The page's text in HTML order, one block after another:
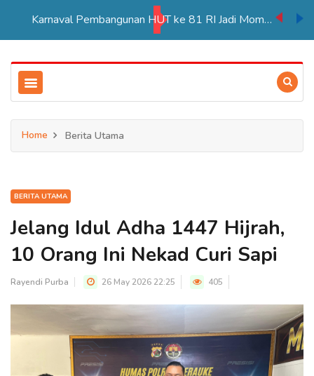
Karnaval Pembangunan HUT ke 81 RI Jadi Momentum Perkuat Persatuan di Merauke
Home Berita Utama
BERITA UTAMA
Jelang Idul Adha 1447 Hijrah,
10 Orang Ini Nekad Curi Sapi
Rayendi Purba 26 May 2026 22:25 405